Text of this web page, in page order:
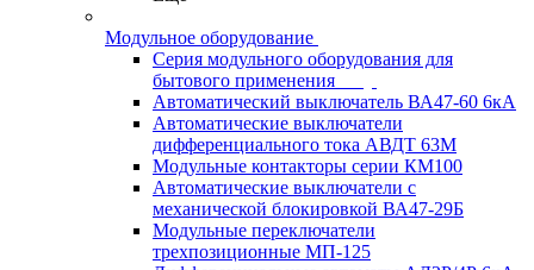
Модульное оборудование
Серия модульного оборудования для
бытового применения
Автоматический выключатель ВА47-60 6кА
Автоматические выключатели
дифференциального тока АВДТ 63М
Модульные контакторы серии КМ100
Автоматические выключатели с
механической блокировкой ВА47-29Б
Модульные переключатели
трехпозиционные МП-125